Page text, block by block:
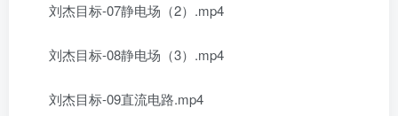
刘杰目标-07静电场（2）.mp4
刘杰目标-08静电场（3）.mp4
刘杰目标-09直流电路.mp4